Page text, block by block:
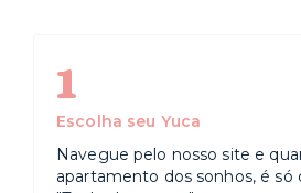
1
Escolha seu Yuca
Navegue pelo nosso site e
apartamento dos sonhos, é só